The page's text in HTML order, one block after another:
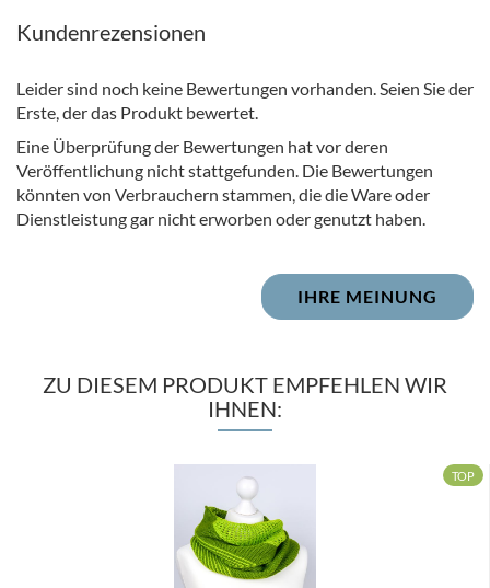
Kundenrezensionen
Leider sind noch keine Bewertungen vorhanden. Seien Sie der
Erste, der das Produkt bewertet.
Eine Überprüfung der Bewertungen hat vor deren
Veröffentlichung nicht stattgefunden. Die Bewertungen
könnten von Verbrauchern stammen, die die Ware oder
Dienstleistung gar nicht erworben oder genutzt haben.
IHRE MEINUNG
ZU DIESEM PRODUKT EMPFEHLEN WIR
IHNEN:
TOP